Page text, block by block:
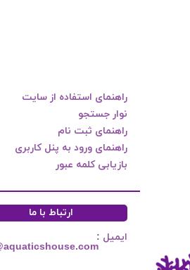
راهنمای استفاده از سایت
نوار جستجو
راهنمای ثبت نام
راهنمای ورود به پنل کاربری
بازیابی کلمه عبور
ارتباط با ما
ایمیل :